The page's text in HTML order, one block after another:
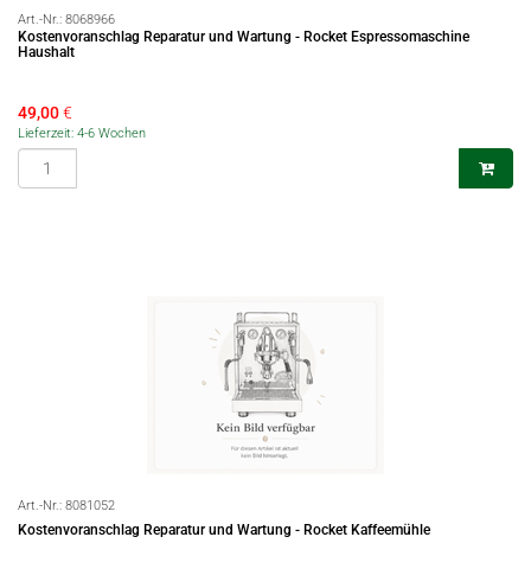
Art.-Nr.: 8068966
Kostenvoranschlag Reparatur und Wartung - Rocket Espressomaschine
Haushalt
49,00€
Lieferzeit: 4-6 Wochen
Art.-Nr.: 8081052
Kostenvoranschlag Reparatur und Wartung - Rocket Kaffeemühle